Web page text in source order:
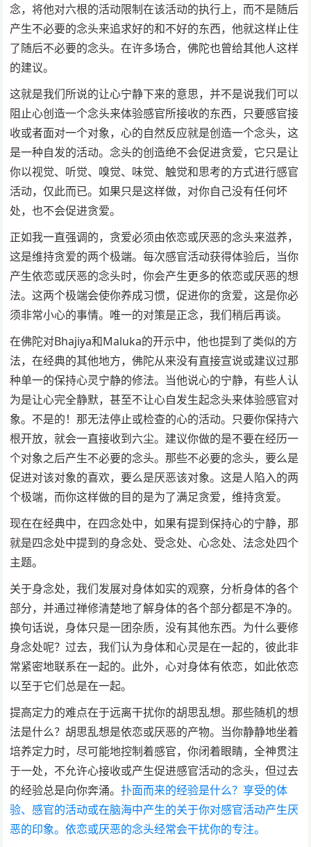
念，将他对六根的活动限制在该活动的执行上，而不是随后
产生不必要的念头来追求好的和不好的东西，他就这样止住
了随后不必要的念头。在许多场合，佛陀也曾给其他人这样
的建议。
这就是我们所说的让心宁静下来的意思，并不是说我们可以
阻止心创造一个念头来体验感官所接收的东西，只要感官接
收或者面对一个对象，心的自然反应就是创造一个念头，这
是一种自发的活动。念头的创造绝不会促进贪爱，它只是让
你以视觉、听觉、嗅觉、味觉、触觉和思考的方式进行感官
活动，仅此而已。如果只是这样做，对你自己没有任何坏
处，也不会促进贪爱。
正如我一直强调的，贪爱必须由依恋或厌恶的念头来滋养，
这是维持贪爱的两个极端。每次感官活动获得体验后，当你
产生依恋或厌恶的念头时，你会产生更多的依恋或厌恶的想
法。这两个极端会使你养成习惯，促进你的贪爱，这是你必
须非常小心的事情。唯一的对策是正念，我们稍后再谈。
在佛陀对Bhajiya和Maluka的开示中，他也提到了类似的方
法，在经典的其他地方，佛陀从来没有直接宣说或建议过那
种单一的保持心灵宁静的修法。当他说心的宁静，有些人认
为是让心完全静默，甚至不让心自发生起念头来体验感官对
象。不是的！那无法停止或检查的心的活动。只要你保持六
根开放，就会一直接收到六尘。建议你做的是不要在经历一
个对象之后产生不必要的念头。那些不必要的念头，要么是
促进对该对象的喜欢，要么是厌恶该对象。这是人陷入的两
个极端，而你这样做的目的是为了满足贪爱，维持贪爱。
现在在经典中，在四念处中，如果有提到保持心的宁静，那
就是四念处中提到的身念处、受念处、心念处、法念处四个
主题。
关于身念处，我们发展对身体如实的观察，分析身体的各个
部分，并通过禅修清楚地了解身体的各个部分都是不净的。
换句话说，身体只是一团杂质，没有其他东西。为什么要修
身念处呢？过去，我们认为身体和心灵是在一起的，彼此非
常紧密地联系在一起的。此外，心对身体有依恋，如此依恋
以至于它们总是在一起。
提高定力的难点在于远离干扰你的胡思乱想。那些随机的想
法是什么？胡思乱想是依恋或厌恶的产物。当你静静地坐着
培养定力时，尽可能地控制着感官，你闭着眼睛，全神贯注
于一处，不允许心接收或产生促进感官活动的念头，但过去
的经验总是向你奔涌。扑面而来的经验是什么？享受的体
验、感官的活动或在脑海中产生的关于你对感官活动产生厌
恶的印象。依恋或厌恶的念头经常会干扰你的专注。